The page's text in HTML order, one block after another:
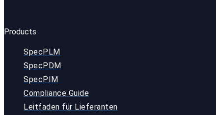
Products
SpecPLM
SpecPDM
SpecPIM
Compliance Guide
Leitfaden für Lieferanten